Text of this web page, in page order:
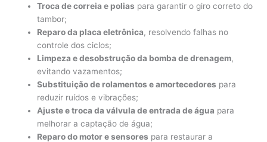
Troca de correia e polias para garantir o giro correto do
tambor;
Reparo da placa eletrônica, resolvendo falhas no
controle dos ciclos;
Limpeza e desobstrução da bomba de drenagem,
evitando vazamentos;
Substituição de rolamentos e amortecedores para
reduzir ruídos e vibrações;
Ajuste e troca da válvula de entrada de água para
melhorar a captação de água;
Reparo do motor e sensores para restaurar a